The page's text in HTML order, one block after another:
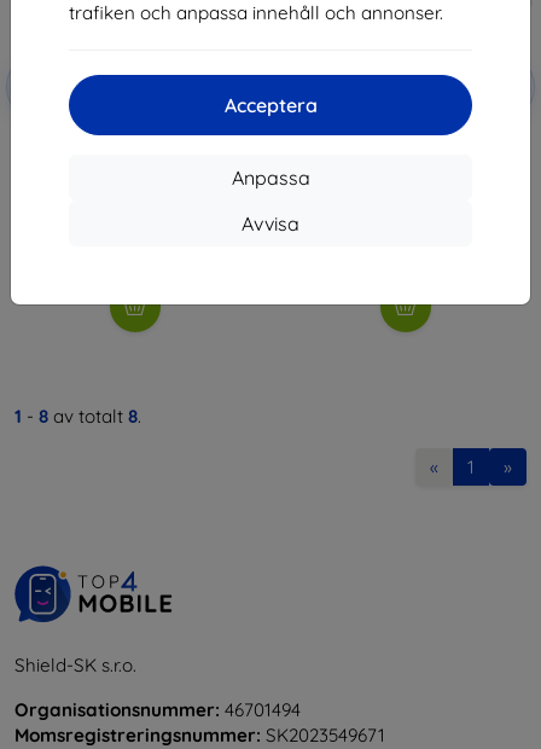
trafiken och anpassa innehåll och annonser.
Acceptera
Anpassa
Avvisa
med
3mk Hardy Fusion Hybrid glass
EXTRA10
3mk FlexibleGlass Pro Hybrid
1 - 8 av totalt 8.
« 1 »
Shield-SK s.r.o.
Organisationsnummer: 46701494
Momsregistreringsnummer: SK2023549671